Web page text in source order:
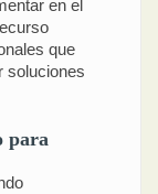
en el
que
soluciones
para